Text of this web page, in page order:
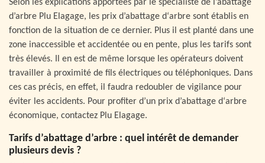
Selon les explications apportées par le spécialiste de l’abattage
d’arbre Plu Elagage, les prix d’abattage d‘arbre sont établis en
fonction de la situation de ce dernier. Plus il est planté dans une
zone inaccessible et accidentée ou en pente, plus les tarifs sont
très élevés. Il en est de même lorsque les opérateurs doivent
travailler à proximité de fils électriques ou téléphoniques. Dans
ces cas précis, en effet, il faudra redoubler de vigilance pour
éviter les accidents. Pour profiter d’un prix d’abattage d‘arbre
économique, contactez Plu Elagage.
Tarifs d’abattage d’arbre : quel intérêt de demander
plusieurs devis ?